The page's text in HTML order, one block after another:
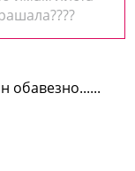
обавезно......